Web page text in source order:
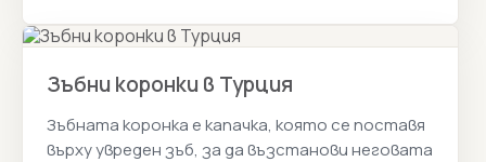
Зъбни коронки в Турция
Зъбната коронка е капачка, която се поставя
върху увреден зъб, за да възстанови неговата